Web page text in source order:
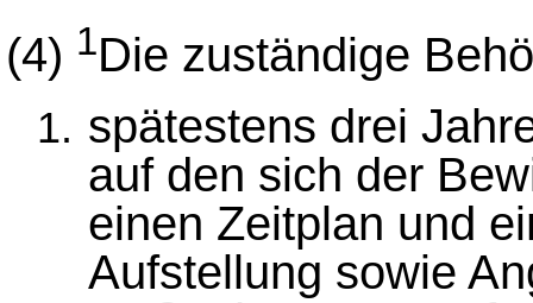
(4) 1Die zuständige
spätestens drei
auf den sich der
einen Zeitplan und
Aufstellung sowie